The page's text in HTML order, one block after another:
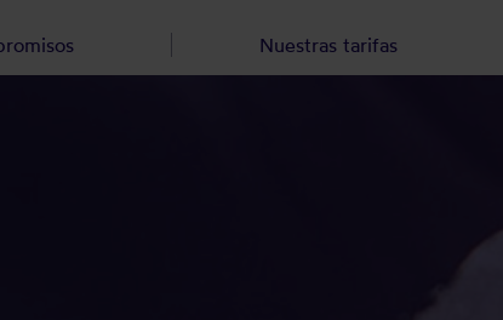
Nuestras tarifas